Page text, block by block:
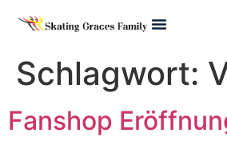
Schlagwort:
Fanshop